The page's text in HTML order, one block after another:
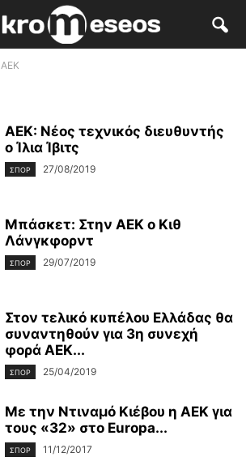
ΑΕΚ
ΑΕΚ: Νέος τεχνικός διευθυντής
ο Ίλια Ίβιτς
ΣΠΟΡ 27/08/2019
Μπάσκετ: Στην ΑΕΚ ο Κιθ
Λάνγκφορντ
ΣΠΟΡ 29/07/2019
Στον τελικό κυπέλου Ελλάδας θα
συναντηθούν για 3η συνεχή
φορά ΑΕΚ...
ΣΠΟΡ 25/04/2019
Με την Ντιναμό Κιέβου η ΑΕΚ για
τους «32» στο Europa...
ΣΠΟΡ 11/12/2017